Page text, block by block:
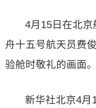
4月15日在北
舟十五号航天员费
验舱时敬礼的画面
新华社北京4月